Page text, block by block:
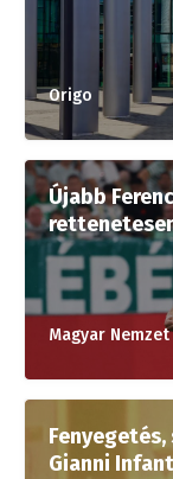
Origo
Újabb
Magyar Nemzet
Gianni